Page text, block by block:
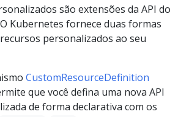
são extensões da API do
Kubernetes fornece duas formas
personalizados ao seu
CustomResourceDefinition
que você defina uma nova API
de forma declarativa com os